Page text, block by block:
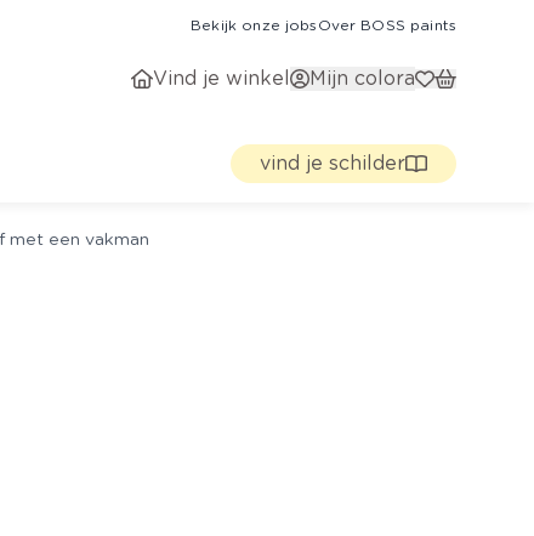
Bekijk onze jobs Over BOSS paints
Vind je winkel Mijn colora
vind je schilder
met een vakman